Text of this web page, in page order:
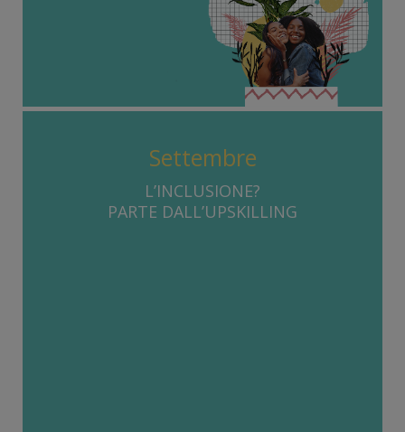
Settembre
L’INCLUSIONE?
PARTE DALL’UPSKILLING